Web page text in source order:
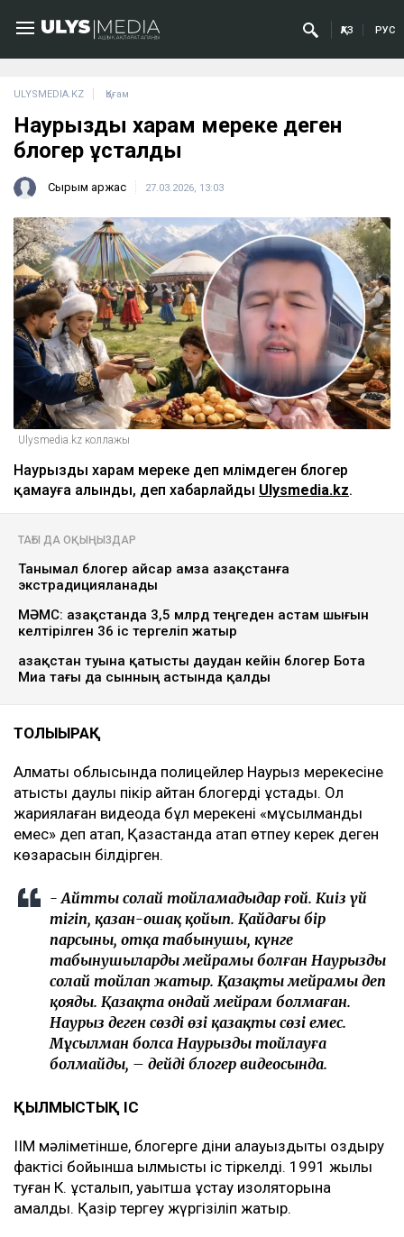
ҚАЗ РУС
ULYSMEDIA.KZ Қоғам
Наурызды харам мереке деген
блогер ұсталды
Сырым Қаржас 27.03.2026, 13:03
Ulysmedia.kz коллажы
Наурызды харам мереке деп мәлімдеген блогер
қамауға алынды, деп хабарлайды Ulysmedia.kz.
ТАҒЫ ДА ОҚЫҢЫЗДАР
Танымал блогер Қайсар Қамза Қазақстанға
экстрадицияланады
МӘМС: Қазақстанда 3,5 млрд теңгеден астам шығын
келтірілген 36 іс тергеліп жатыр
Қазақстан туына қатысты даудан кейін блогер Бота
Миа тағы да сынның астында қалды
ТОЛЫҒЫРАҚ
Алматы облысында полицейлер Наурыз мерекесіне
қатысты даулы пікір айтқан блогерді ұстады. Ол
жариялаған видеода бұл мерекені «мұсылмандық
емес» деп атап, Қазақстанда атап өтпеу керек деген
көзқарасын білдірген.
- Айтты солай тойламадыңдар ғой. Киіз үй
тігіп, қазан-ошақ қойып. Қайдағы бір
парсының, отқа табынушы, күнге
табынушылардың мейрамы болған Наурызды
солай тойлап жатыр. Қазақтың мейрамы деп
қояды. Қазақта ондай мейрам болмаған.
Наурыз деген сөздің өзі қазақтың сөзі емес.
Мұсылман болсаң Наурызды тойлауға
болмайды, – дейді блогер видеосында.
ҚЫЛМЫСТЫҚ ІС
ІІМ мәліметінше, блогерге діни алауыздықты қоздыру
фактісі бойынша қылмыстық іс тіркелді. 1991 жылы
туған К. ұсталып, уақытша ұстау изоляторына
қамалды. Қазір тергеу жүргізіліп жатыр.